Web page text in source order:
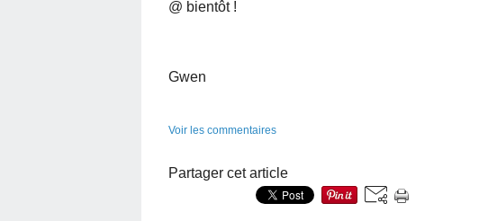
@ bientôt !
Gwen
Voir les commentaires
Partager cet article